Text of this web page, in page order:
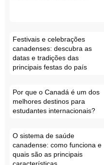
Festivais e celebrações
canadenses: descubra as
datas e tradições das
principais festas do país
Por que o Canadá é um dos
melhores destinos para
estudantes internacionais?
O sistema de saúde
canadense: como funciona e
quais são as principais
características